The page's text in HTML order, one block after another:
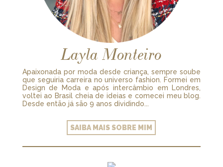
Layla Monteiro
Apaixonada por moda desde criança, sempre soube
que seguiria carreira no universo fashion. Formei em
Design de Moda e após intercâmbio em Londres,
voltei ao Brasil cheia de ideias e comecei meu blog.
Desde então já são 9 anos dividindo...
SAIBA MAIS SOBRE MIM